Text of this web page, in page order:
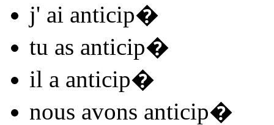
j' ai anticip�
tu as anticip�
il a anticip�
nous avons anticip�